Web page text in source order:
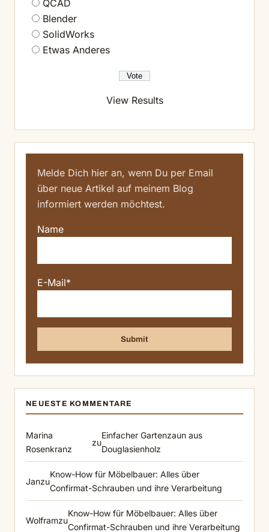
QCAD
Blender
SolidWorks
Etwas Anderes
View Results
Melde Dich hier an, wenn Du per Email
über neue Artikel auf meinem Blog
informiert werden möchtest.
Name
E-Mail*
NEUESTE KOMMENTARE
Marina
Rosenkranz
zu
Einfacher Gartenzaun aus
Douglasienholz
Janzu
Know-How für Möbelbauer: Alles über
Confirmat-Schrauben und ihre Verarbeitung
Wolframzu
Know-How für Möbelbauer: Alles über
Confirmat-Schrauben und ihre Verarbeitung